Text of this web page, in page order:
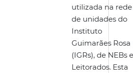
utilizada na rede
de unidades do
Instituto
Guimarães Rosa
(IGRs), de NEBs e
Leitorados. Esta